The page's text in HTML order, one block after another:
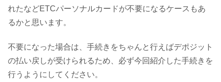
れたなどETCパーソナルカードが不要になるケースもあ
るかと思います。
不要になった場合は、手続きをちゃんと行えばデポジット
の払い戻しが受けられるため、必ず今回紹介した手続きを
行うようにしてください。